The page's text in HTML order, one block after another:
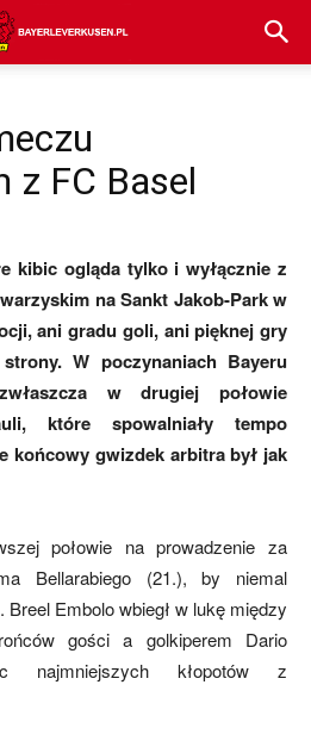
z FC Basel
kibic ogląda tylko i wyłącznie z
na Sankt Jakob-Park w
ani gradu goli, ani pięknej gry
W poczynaniach Bayeru
w drugiej połowie
które spowalniały tempo
końcowy gwizdek arbitra był jak
połowie na prowadzenie za
Bellarabiego (21.), by niemal
Embolo wbiegł w lukę między
gości a golkiperem Dario
najmniejszych kłopotów z